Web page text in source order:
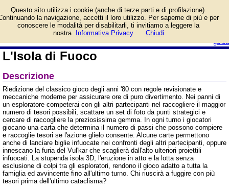
guida
Fuoco e prezzo di vendita.
Prodotto da Asmodee
L'Isola di Fuoco
Descrizione
Riedizione del classico gioco degli anni '80 con regole revisionate e
meccaniche moderne per assicurare ore di puro divertimento. Nei panni di
un esploratore competerai con gli altri partecipanti nel raccogliere il maggior
numero di tesori possibili, scattare un set di foto da punti strategici e
cercare di raccogliere la preziosissima gemma. In ogni turno i giocatori
giocano una carta che determina il numero di passi che possono compiere
e raccoglie tesori se l'azione glielo consente. Alcune carte permettono
anche di lanciare biglie infuocate nei confronti degli altri partecipanti, oppure
innescano la furia del Vul'kar che scaglierà dall'alto ulteriori proiettili
infuocati. La stupenda isola 3D, l'eruzione in atto e la lotta senza
esclusione di colpi tra gli esploratori, rendono il gioco adatto a tutta la
famiglia ed avvincente fino all'ultimo turno. Chi riuscirà a fuggire con più
tesori prima dell'ultimo cataclisma?
Questo sito utilizza i cookie (anche di terze parti e di profilazione).
la navigazione, accetti il loro utilizzo. Per saperne di più e per
conoscere le modalità per disabilitarli, ti invitiamo a leggere la
nostra
Informativa Privacy Chiudi